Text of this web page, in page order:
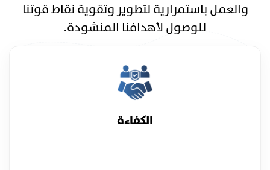
والعمل باستمرارية لتطوير وتقوية نقاط قوتنا
للوصول لأهدافنا المنشودة.
الكفاءة